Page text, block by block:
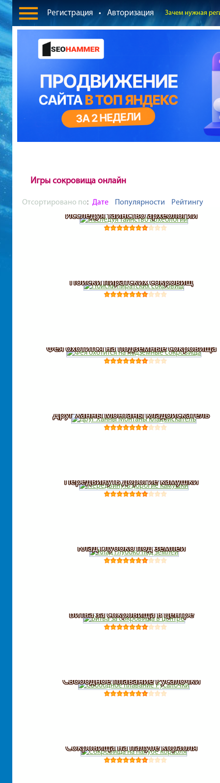
Регистрация • Авторизация Зачем нужная
Игры сокровища онлайн
Отсортировано по: Дате Популярности Рейтингу
Исследуя таинство археологии
Поиски пиратских сокровищ
Фея охотится на подземные сокровища
Друг Ханны Монтаны кладоискатель
Передвинуть дорогие камушки
Клад глубоко под землей
Битва за сокровища в центре
Свободное плавание Русалочки
Сокровища на палубе корабля